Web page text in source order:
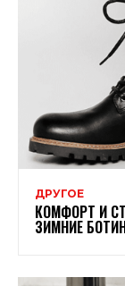
ДРУГОЕ
КОМФОРТ И
ЗИМНИЕ